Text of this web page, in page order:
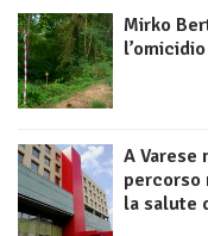
Mirko
A Varese
percorso
la salute